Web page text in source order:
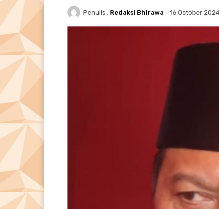
Penulis : Redaksi Bhirawa 16 October 2024